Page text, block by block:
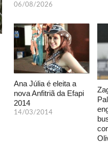
06/08/2026
Ana Júlia é eleita a
nova Anfitriã da Efapi
2014
14/03/2014